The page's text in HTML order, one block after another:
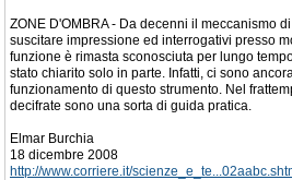
ZONE D'OMBRA - Da decenni il meccanismo
suscitare impressione ed interrogativi presso
funzione è rimasta sconosciuta per lungo
stato chiarito solo in parte. Infatti, ci sono
funzionamento di questo strumento. Nel
decifrate sono una sorta di guida pratica.
Elmar Burchia
18 dicembre 2008
http://www.corriere.it/